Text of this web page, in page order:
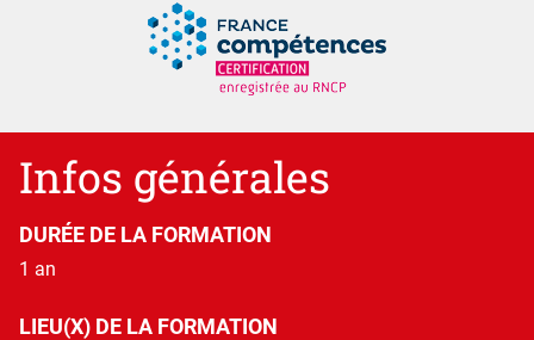
Diplôme national de master contrôlé par
Détails
Infos générales
DURÉE DE LA FORMATION
1 an
LIEU(X) DE LA FORMATION